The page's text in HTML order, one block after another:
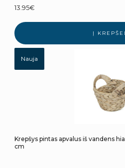
13.95€
Į
Nauja
Krepšys pintas apvalus iš vandens hiacintų CLIVE D18xH12 (16)
cm